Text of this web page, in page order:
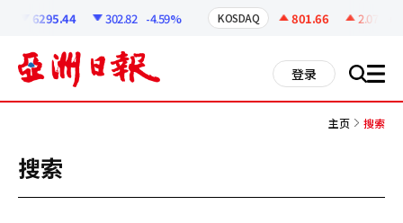
6295.44 302.82 -4.59% KOSDAQ 801.66 2.07
登录 搜 all
主页 搜索
搜索